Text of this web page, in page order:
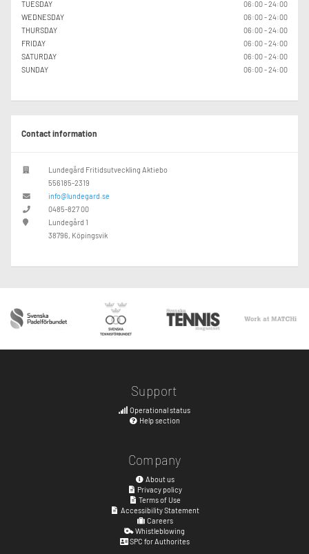
TUESDAY
06:00 - 24:00
WEDNESDAY
06:00 - 24:00
THURSDAY
06:00 - 24:00
FRIDAY
06:00 - 24:00
SATURDAY
06:00 - 24:00
SUNDAY
06:00 - 24:00
Contact information
Lundegård Fritidsutveckling Aktiebo
556185-2319
info@lundegard.se
0485-827 00
Lundegård 1
38796, Köpingsvik
Support
Operational status
Help section
Company
About us
Privacy policy
Terms of Use
Accessibility Statement
Careers
Whistleblowing
SPC for Authorites